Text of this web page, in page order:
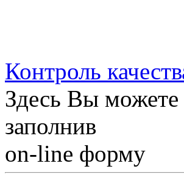
Контроль
Здесь Вы можете
заполнив
on-line форму